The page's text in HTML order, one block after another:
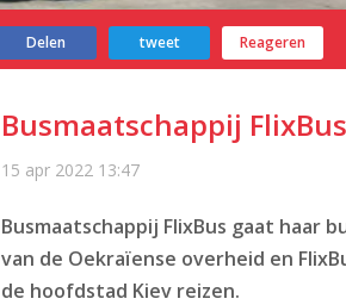
Delen tweet Reageren
Busmaatschappij
15 apr 2022 13:47
Busmaatschappij FlixBus gaat haar
van de Oekraïense overheid en
de hoofdstad Kiev reizen.